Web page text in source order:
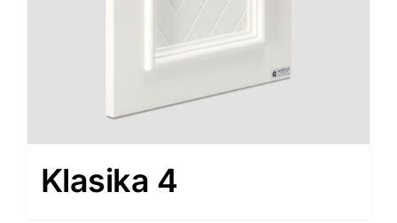
Klasika 4